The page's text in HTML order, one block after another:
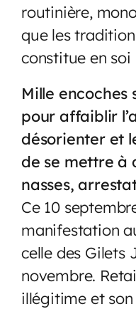
routinière,
que les
constitue en
Mille encoches
pour affaiblir
désorienter et
de se mettre à
nasses,
Ce 10
manifestation
celle des Gilets
novembre.
illégitime et